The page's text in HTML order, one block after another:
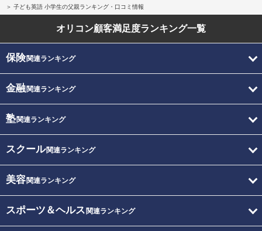
子ども英語 小学生の父親ランキング・口コミ情報
オリコン顧客満足度ランキング一覧
保険関連ランキング
金融関連ランキング
塾関連ランキング
スクール関連ランキング
美容関連ランキング
スポーツ＆ヘルス 関連ランキング